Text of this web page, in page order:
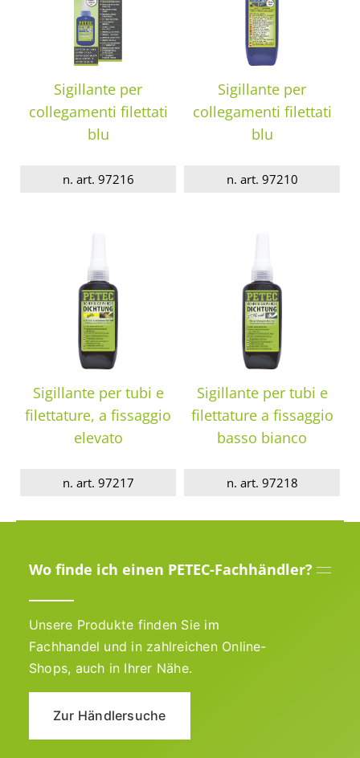
Sigillante per
collegamenti filettati
blu
n. art. 97216
Sigillante per
collegamenti filettati
blu
n. art. 97210
Sigillante per tubi e
filettature, a fissaggio
elevato
n. art. 97217
Sigillante per tubi e
filettature a fissaggio
basso bianco
n. art. 97218
Wo finde ich einen PETEC-Fachhändler?
Unsere Produkte finden Sie im
Fachhandel und in zahlreichen Online-
Shops, auch in Ihrer Nähe.
Zur Händlersuche